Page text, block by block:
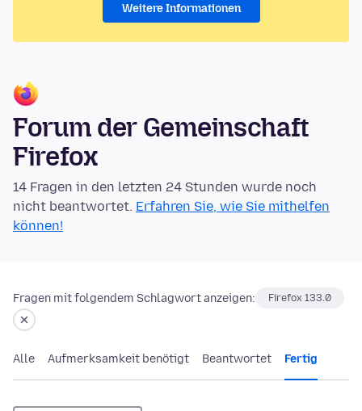
Weitere Informationen
Forum der Gemeinschaft
Firefox
14 Fragen in den letzten 24 Stunden wurde noch
nicht beantwortet. Erfahren Sie, wie Sie mithelfen
können!
Fragen mit folgendem Schlagwort anzeigen: Firefox 133.0
Alle Aufmerksamkeit benötigt Beantwortet Fertig